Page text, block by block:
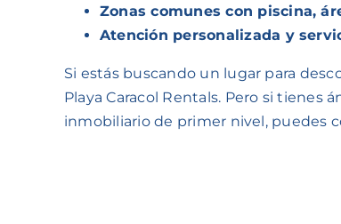
Zonas comunes con piscina,
Atención personalizada y
Si estás buscando un lugar para
Playa Caracol Rentals. Pero si tienes
inmobiliario de primer nivel, puedes